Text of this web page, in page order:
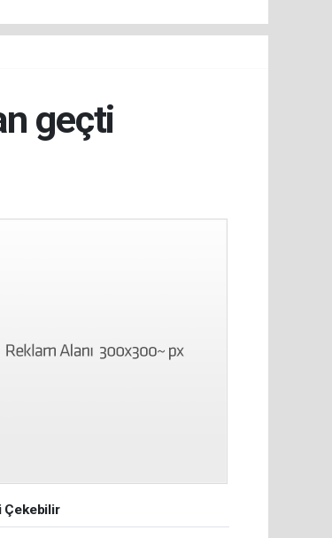
geçti
Çekebilir